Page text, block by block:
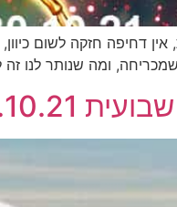
אין דחיפה חזקה לשום
ומה שנותר לנו
10.10.21